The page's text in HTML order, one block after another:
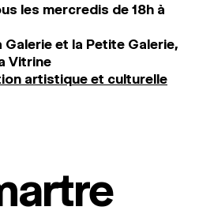
les mercredis de 18h à
et la Petite Galerie,
Vitrine
artistique et culturelle